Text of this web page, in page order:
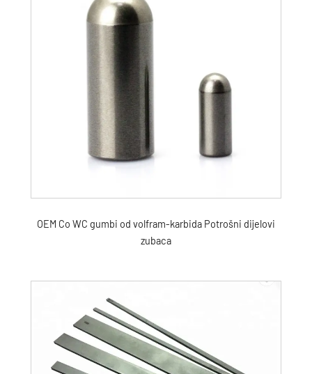
OEM Co WC gumbi od volfram-karbida Potrošni dijelovi
zubaca